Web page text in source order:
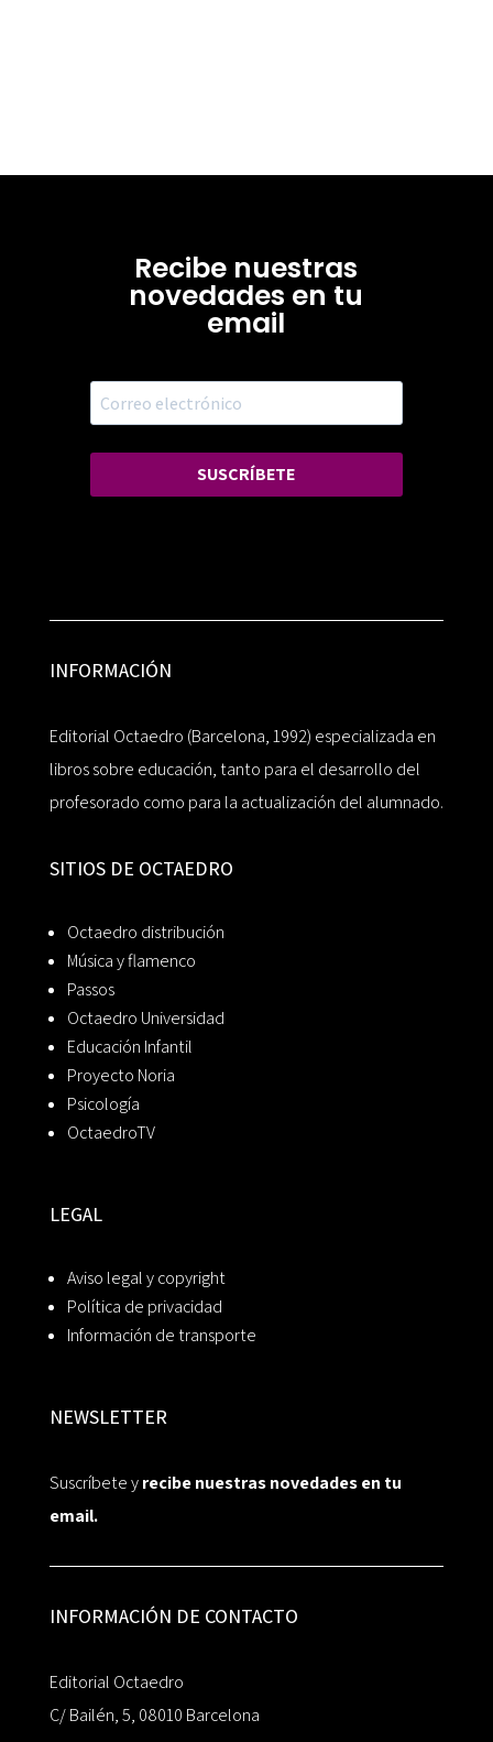
Recibe nuestras
novedades en tu
email
SUSCRÍBETE
INFORMACIÓN
Editorial Octaedro (Barcelona, 1992) especializada en
libros sobre educación, tanto para el desarrollo del
profesorado como para la actualización del alumnado.
SITIOS DE OCTAEDRO
Octaedro distribución
Música y flamenco
Passos
Octaedro Universidad
Educación Infantil
Proyecto Noria
Psicología
OctaedroTV
LEGAL
Aviso legal y copyright
Política de privacidad
Información de transporte
NEWSLETTER
Suscríbete yrecibe nuestras novedades en tu
email.
INFORMACIÓN DE CONTACTO
Editorial Octaedro
C/ Bailén, 5, 08010 Barcelona